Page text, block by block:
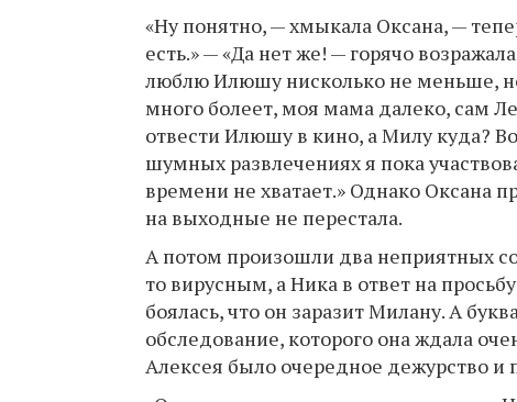
«Ну понятно, — хмыкала Оксана, —
есть.» — «Да нет же! — горячо
люблю Илюшу нисколько не меньше,
много болеет, моя мама далеко, сам
отвести Илюшу в кино, а Милу куда?
шумных развлечениях я пока
времени не хватает.» Однако Оксана
на выходные не перестала.
А потом произошли два неприятных
то вирусным, а Ника в ответ на
боялась, что он заразит Милану. А
обследование, которого она ждала
Алексея было очередное дежурство и